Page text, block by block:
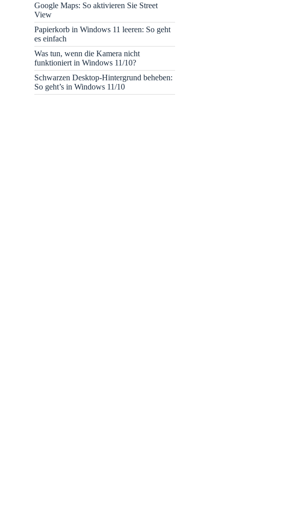
Google Maps: So aktivieren Sie Street
View
Papierkorb in Windows 11 leeren: So geht
es einfach
Was tun, wenn die Kamera nicht
funktioniert in Windows 11/10?
Schwarzen Desktop-Hintergrund beheben:
So geht’s in Windows 11/10